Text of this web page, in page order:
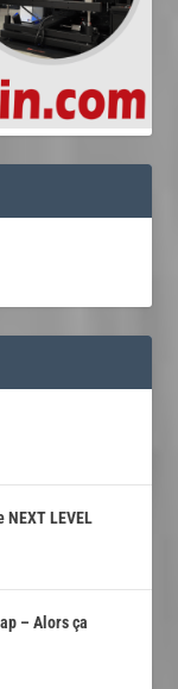
LEVEL
– Alors ça